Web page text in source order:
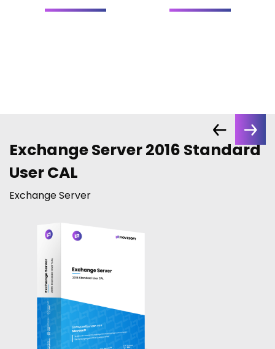
Exchange Server 2016 Standard
User CAL
Exchange Server